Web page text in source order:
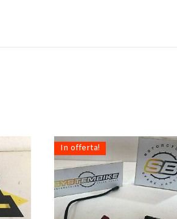
In offerta!